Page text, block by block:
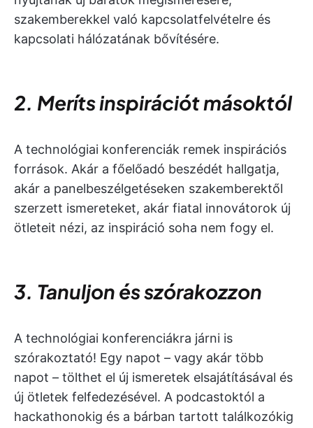
szakemberekkel való kapcsolatfelvételre és
kapcsolati hálózatának bővítésére.
2. Meríts inspirációt másoktól
A technológiai konferenciák remek inspirációs
források. Akár a főelőadó beszédét hallgatja,
akár a panelbeszélgetéseken szakemberektől
szerzett ismereteket, akár fiatal innovátorok új
ötleteit nézi, az inspiráció soha nem fogy el.
3. Tanuljon és szórakozzon
A technológiai konferenciákra járni is
szórakoztató! Egy napot – vagy akár több
napot – tölthet el új ismeretek elsajátításával és
új ötletek felfedezésével. A podcastoktól a
hackathonokig és a bárban tartott találkozókig